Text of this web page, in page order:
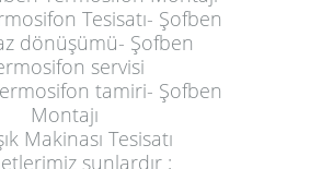
Tesisatı- Şofben
dönüşümü- Şofben
servisi
tamiri- Şofben
Montajı
Makinası Tesisatı
şunlardır ;